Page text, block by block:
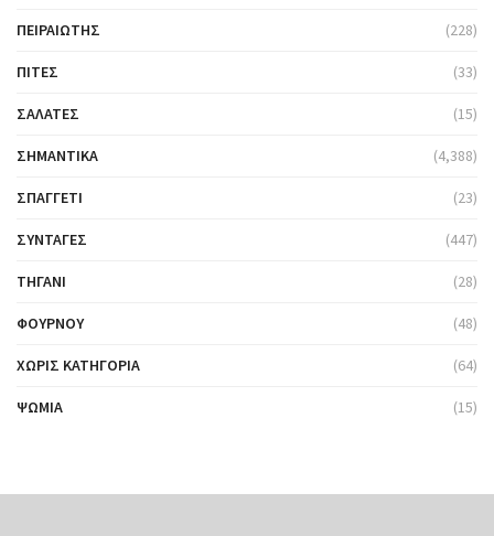
ΠΕΙΡΑΙΏΤΗΣ (228)
ΠΊΤΕΣ (33)
ΣΑΛΆΤΕΣ (15)
ΣΗΜΑΝΤΙΚΆ (4,388)
ΣΠΑΓΓΈΤΙ (23)
ΣΥΝΤΑΓΈΣ (447)
ΤΗΓΆΝΙ (28)
ΦΟΎΡΝΟΥ (48)
ΧΩΡΊΣ ΚΑΤΗΓΟΡΊΑ (64)
ΨΩΜΙΆ (15)